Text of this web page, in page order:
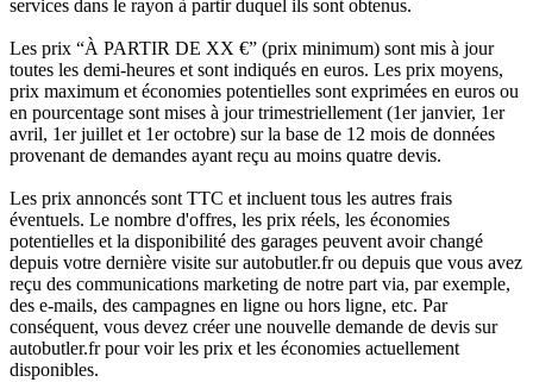
services dans le rayon à partir duquel ils sont obtenus.
Les prix “À PARTIR DE XX €” (prix minimum) sont mis à jour
toutes les demi-heures et sont indiqués en euros. Les prix moyens,
prix maximum et économies potentielles sont exprimées en euros ou
en pourcentage sont mises à jour trimestriellement (1er janvier, 1er
avril, 1er juillet et 1er octobre) sur la base de 12 mois de données
provenant de demandes ayant reçu au moins quatre devis.
Les prix annoncés sont TTC et incluent tous les autres frais
éventuels. Le nombre d'offres, les prix réels, les économies
potentielles et la disponibilité des garages peuvent avoir changé
depuis votre dernière visite sur autobutler.fr ou depuis que vous avez
reçu des communications marketing de notre part via, par exemple,
des e-mails, des campagnes en ligne ou hors ligne, etc. Par
conséquent, vous devez créer une nouvelle demande de devis sur
autobutler.fr pour voir les prix et les économies actuellement
disponibles.